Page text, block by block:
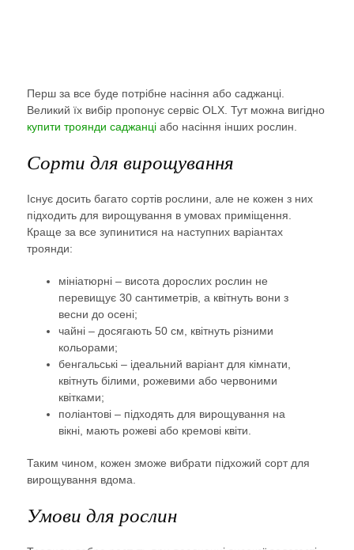
Перш за все буде потрібне насіння або саджанці.
Великий їх вибір пропонує сервіс OLX. Тут можна вигідно
купити троянди саджанціабо насіння інших рослин.
Сорти для вирощування
Існує досить багато сортів рослини, але не кожен з них
підходить для вирощування в умовах приміщення.
Краще за все зупинитися на наступних варіантах
троянди:
мініатюрні – висота дорослих рослин не
перевищує 30 сантиметрів, а квітнуть вони з
весни до осені;
чайні – досягають 50 см, квітнуть різними
кольорами;
бенгальські – ідеальний варіант для кімнати,
квітнуть білими, рожевими або червоними
квітками;
поліантові – підходять для вирощування на
вікні, мають рожеві або кремові квіти.
Таким чином, кожен зможе вибрати підхожий сорт для
вирощування вдома.
Умови для рослин